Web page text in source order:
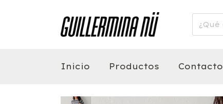
Inicio Productos Contacto